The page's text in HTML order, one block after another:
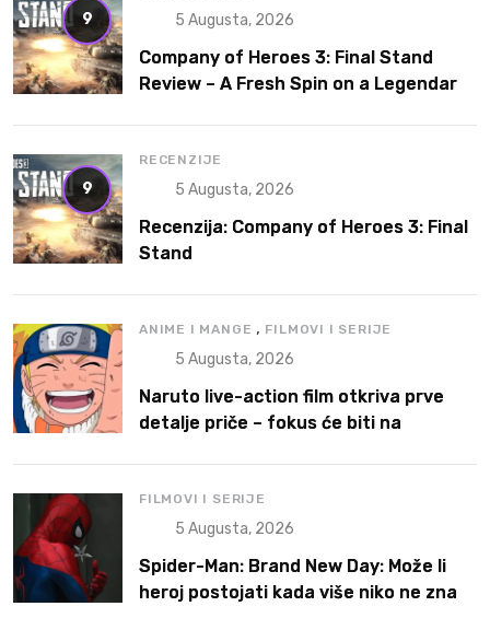
9 5 Augusta, 2026
Company of Heroes 3: Final Stand
Review – A Fresh Spin on a Legendary
9
RECENZIJE
5 Augusta, 2026
Recenzija: Company of Heroes 3: Final
Stand
ANIME I MANGE , FILMOVI I SERIJE
5 Augusta, 2026
Naruto live-action film otkriva prve
detalje priče – fokus će biti na
FILMOVI I SERIJE
5 Augusta, 2026
Spider-Man: Brand New Day: Može li
heroj postojati kada više niko ne zna